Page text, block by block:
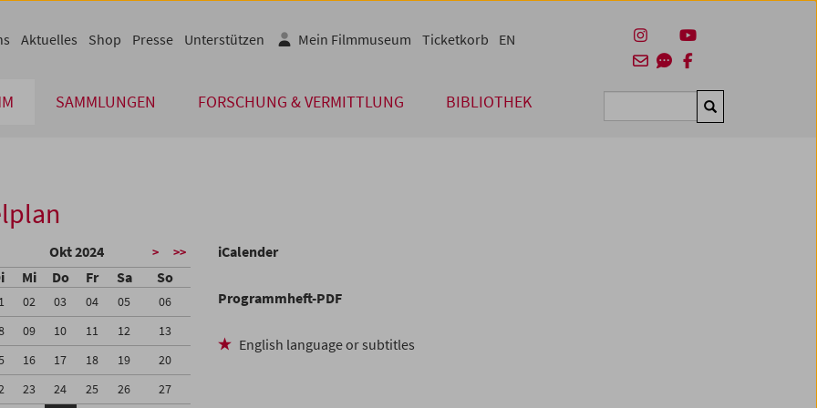
SAMMLUNGEN FORSCHUNG & VERMITTLUNG BIBLIOTHEK Suchen
Aktuelles Shop Presse Unterstützen Mein Filmmuseum Ticketkorb EN
Okt 2024 > >>
Mi Do Fr Sa So
02 03 04 05
06
09 10 11 12
13
16 17 18 19
20
23 24 25 26
27
iCalender
Programmheft-PDF
English language or subtitles